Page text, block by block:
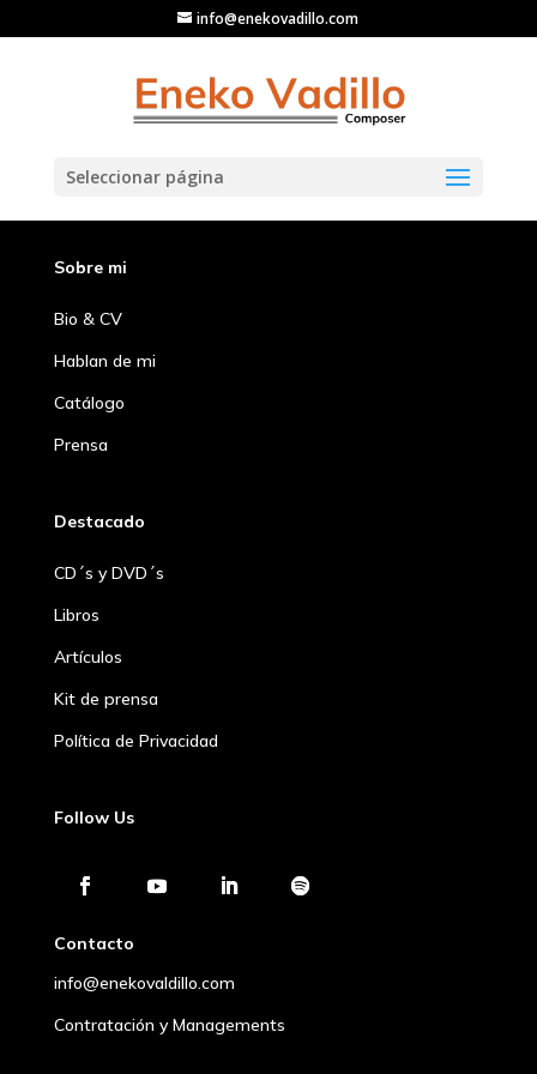
info@enekovadillo.com
Seleccionar página
Sobre mi
Bio & CV
Hablan de mi
Catálogo
Prensa
Destacado
CD´s y DVD´s
Libros
Artículos
Kit de prensa
Política de Privacidad
Follow Us
Contacto
info@enekovaldillo.com
Contratación y Managements